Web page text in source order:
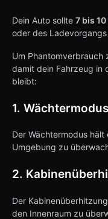
Dein Auto sollte 7 bis
oder des
Um Phantomverbrauch
damit dein Fahrzeug in
bleibt:
1.
Der Wächtermodus
Umgebung zu
2.
Der
den Innenraum zu